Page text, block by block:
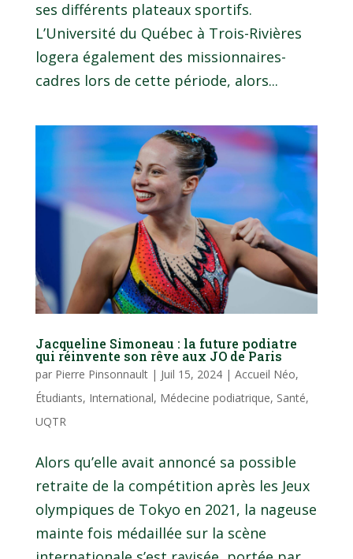
ses différents plateaux sportifs.
L’Université du Québec à Trois-Rivières
logera également des missionnaires-
cadres lors de cette période, alors...
Jacqueline Simoneau : la future podiatre
qui réinvente son rêve aux JO de Paris
par Pierre Pinsonnault| Juil 15, 2024| Accueil Néo,
Étudiants, International, Médecine podiatrique, Santé,
UQTR
Alors qu’elle avait annoncé sa possible
retraite de la compétition après les Jeux
olympiques de Tokyo en 2021, la nageuse
mainte fois médaillée sur la scène